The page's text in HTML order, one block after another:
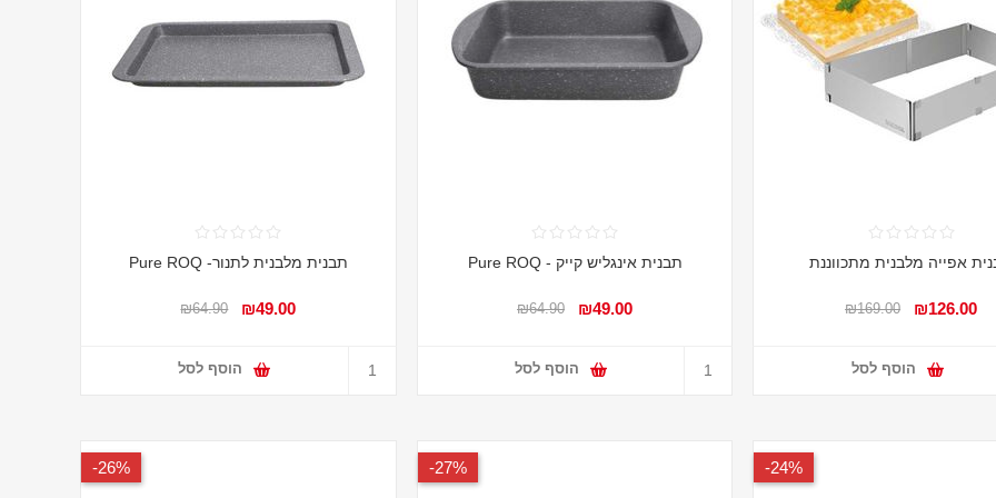
אפייה מלבנית מתכווננת
₪126.00
₪169.00
הוסף לסל
תבנית אינגליש קייק - Pure ROQ
₪49.00
₪64.90
הוסף לסל
תבנית מלבנית לתנור- Pure ROQ
₪49.00
₪64.90
הוסף לסל
24%-
27%-
26%-